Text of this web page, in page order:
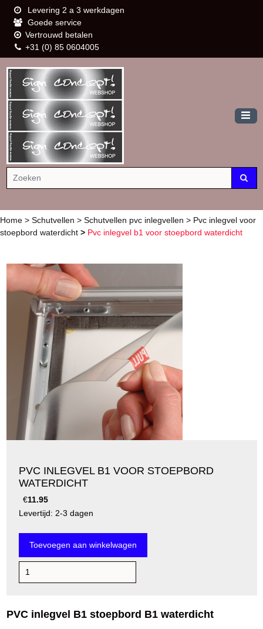
Levering 2 a 3 werkdagen
Goede service
Vertrouwd betalen
+31 (0) 85 0604005
Home > Schutvellen > Schutvellen pvc inlegvellen > Pvc inlegvel voor
stoepbord waterdicht > Pvc inlegvel b1 voor stoepbord waterdicht
PVC INLEGVEL B1 VOOR STOEPBORD
WATERDICHT
€11.95
Levertijd: 2-3 dagen
PVC inlegvel B1 stoepbord B1 waterdicht